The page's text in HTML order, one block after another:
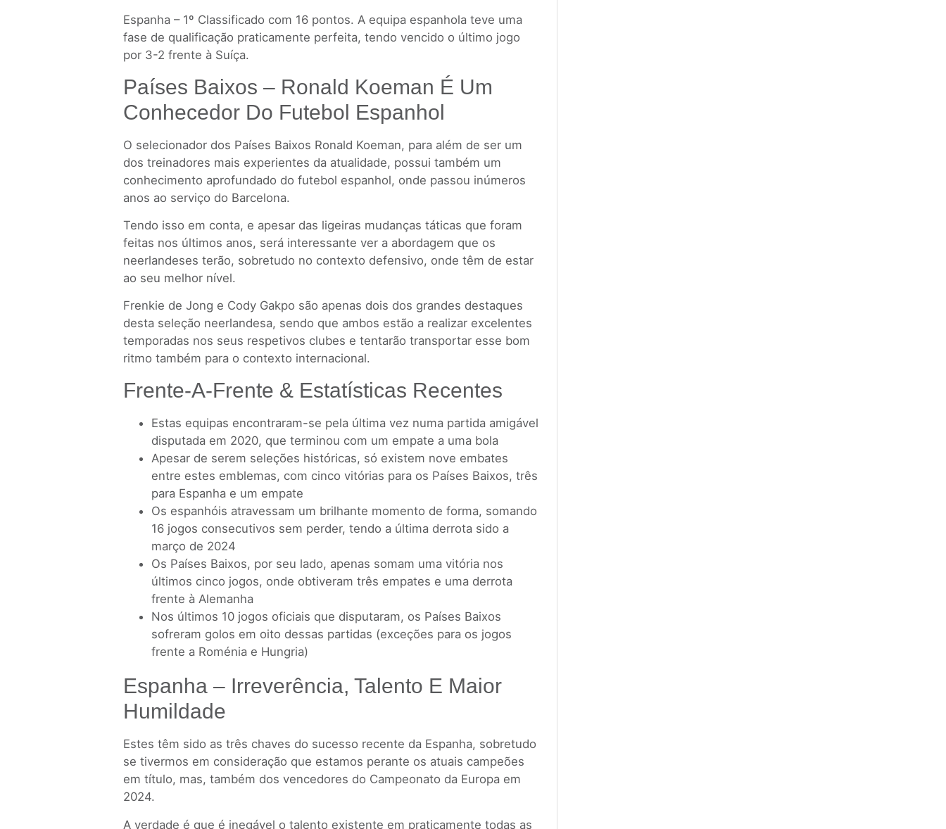
Espanha – 1º Classificado com 16 pontos. A equipa espanhola teve uma
fase de qualificação praticamente perfeita, tendo vencido o último jogo
por 3-2 frente à Suíça.
Países Baixos – Ronald Koeman É Um
Conhecedor Do Futebol Espanhol
O selecionador dos Países Baixos Ronald Koeman, para além de ser um
dos treinadores mais experientes da atualidade, possui também um
conhecimento aprofundado do futebol espanhol, onde passou inúmeros
anos ao serviço do Barcelona.
Tendo isso em conta, e apesar das ligeiras mudanças táticas que foram
feitas nos últimos anos, será interessante ver a abordagem que os
neerlandeses terão, sobretudo no contexto defensivo, onde têm de estar
ao seu melhor nível.
Frenkie de Jong e Cody Gakpo são apenas dois dos grandes destaques
desta seleção neerlandesa, sendo que ambos estão a realizar excelentes
temporadas nos seus respetivos clubes e tentarão transportar esse bom
ritmo também para o contexto internacional.
Frente-A-Frente & Estatísticas Recentes
Estas equipas encontraram-se pela última vez numa partida amigável
disputada em 2020, que terminou com um empate a uma bola
Apesar de serem seleções históricas, só existem nove embates
entre estes emblemas, com cinco vitórias para os Países Baixos, três
para Espanha e um empate
Os espanhóis atravessam um brilhante momento de forma, somando
16 jogos consecutivos sem perder, tendo a última derrota sido a
março de 2024
Os Países Baixos, por seu lado, apenas somam uma vitória nos
últimos cinco jogos, onde obtiveram três empates e uma derrota
frente à Alemanha
Nos últimos 10 jogos oficiais que disputaram, os Países Baixos
sofreram golos em oito dessas partidas (exceções para os jogos
frente a Roménia e Hungria)
Espanha – Irreverência, Talento E Maior
Humildade
Estes têm sido as três chaves do sucesso recente da Espanha, sobretudo
se tivermos em consideração que estamos perante os atuais campeões
em título, mas, também dos vencedores do Campeonato da Europa em
2024.
A verdade é que é inegável o talento existente em praticamente todas as